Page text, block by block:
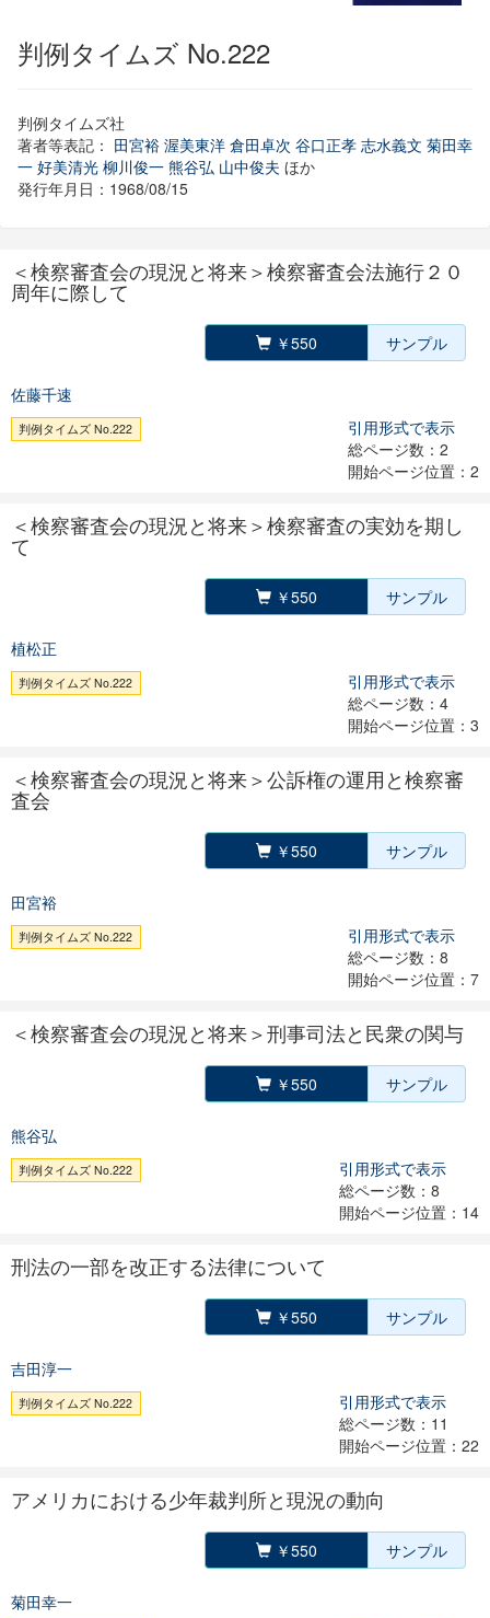
判例タイムズ No.222
判例タイムズ社
著者等表記： 田宮裕 渥美東洋 倉田卓次 谷口正孝 志水義文 菊田幸
一 好美清光 柳川俊一 熊谷弘 山中俊夫 ほか
発行年月日：1968/08/15
＜検察審査会の現況と将来＞検察審査会法施行２０
周年に際して
￥550 サンプル
佐藤千速
判例タイムズ No.222
引用形式で表示
総ページ数：2
開始ページ位置：2
＜検察審査会の現況と将来＞検察審査の実効を期し
て
￥550 サンプル
植松正
判例タイムズ No.222
引用形式で表示
総ページ数：4
開始ページ位置：3
＜検察審査会の現況と将来＞公訴権の運用と検察審
査会
￥550 サンプル
田宮裕
判例タイムズ No.222
引用形式で表示
総ページ数：8
開始ページ位置：7
＜検察審査会の現況と将来＞刑事司法と民衆の関与
￥550 サンプル
熊谷弘
判例タイムズ No.222
引用形式で表示
総ページ数：8
開始ページ位置：14
刑法の一部を改正する法律について
￥550 サンプル
吉田淳一
判例タイムズ No.222
引用形式で表示
総ページ数：11
開始ページ位置：22
アメリカにおける少年裁判所と現況の動向
￥550 サンプル
菊田幸一